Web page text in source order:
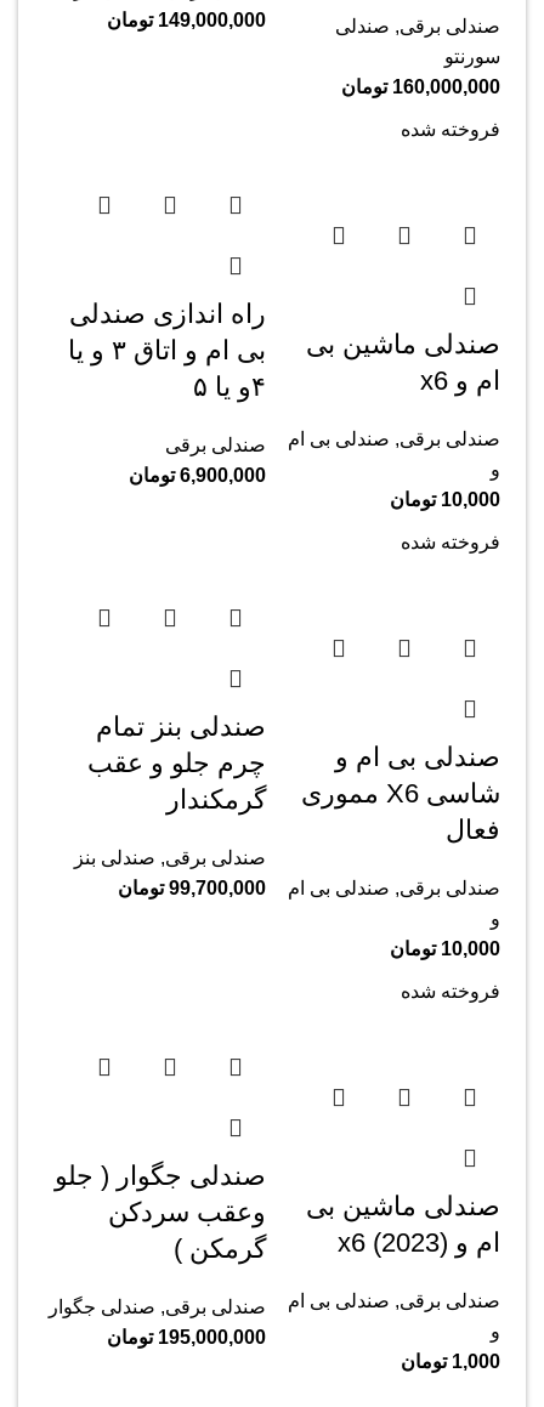
صندلی برقی, صندلی
سورنتو
160,000,000 تومان
149,000,000 تومان
فروخته شده
صندلی ماشین بی
ام و x6
صندلی برقی, صندلی بی ام
و
10,000 تومان
راه اندازی صندلی
بی ام و اتاق ۳ و یا
۴و یا ۵
صندلی برقی
6,900,000 تومان
فروخته شده
صندلی بی ام و
شاسی X6 مموری
فعال
صندلی برقی, صندلی بی ام
و
10,000 تومان
صندلی بنز تمام
چرم جلو و عقب
گرمکندار
صندلی برقی, صندلی بنز
99,700,000 تومان
فروخته شده
صندلی ماشین بی
ام و x6 (2023)
صندلی برقی, صندلی بی ام
و
1,000 تومان
صندلی جگوار ( جلو
وعقب سردکن
گرمکن )
صندلی برقی, صندلی جگوار
195,000,000 تومان